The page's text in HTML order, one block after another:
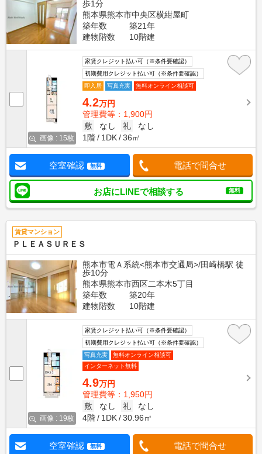
歩1分
熊本県熊本市中央区横紺屋町
築年数
築21年
建物階数
10階建
画像 : 15枚
家賃クレジット払い可（※条件要確認）
初期費用クレジット払い可（※条件要確認）
即入居
写真充実 無料オンライン相談可
4.2万円
管理費等：1,900円
敷
なし 礼
なし
1階
1DK 36㎡
空室確認 無料 電話で問合せ
お店にLINEで相談する 無料
賃貸マンション
ＰＬＥＡＳＵＲＥＳ
熊本市電Ａ系統<熊本市交通局>/田崎橋駅 徒
歩10分
熊本県熊本市西区二本木5丁目
築年数
築20年
建物階数
10階建
画像 : 19枚
家賃クレジット払い可（※条件要確認）
初期費用クレジット払い可（※条件要確認）
写真充実
無料オンライン相談可
インターネット無料
4.9万円
管理費等：1,950円
敷
なし 礼
なし
4階
1DK 30.96㎡
空室確認 無料 電話で問合せ